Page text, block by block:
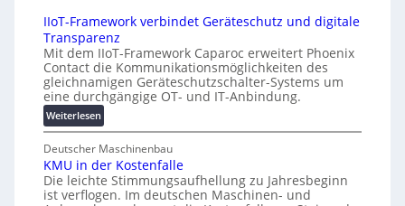
i
T
G
M
m
b
e
r
M
:
T
r
e
f
f
p
u
n
k
t
f
r
z
n
f
o
r
m
a
t
i
o
IIoT-Framework verbindet Geräteschutz und digitale
Transparenz
Mit dem IIoT-Framework Caparoc erweitert Phoenix
Contact die Kommunikationsmöglichkeiten des
gleichnamigen Geräteschutzschalter-Systems um
eine durchgängige OT- und IT-Anbindung.
Weiterlesen:
I
I
o
T
-
Deutscher Maschinenbau
KMU in der Kostenfalle
Die leichte Stimmungsaufhellung zu Jahresbeginn
ist verflogen. Im deutschen Maschinen- und